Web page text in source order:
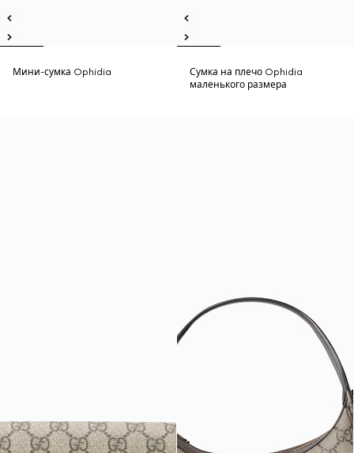
Мини-сумка Ophidia
Сумка на плечо Ophidia
маленького размера